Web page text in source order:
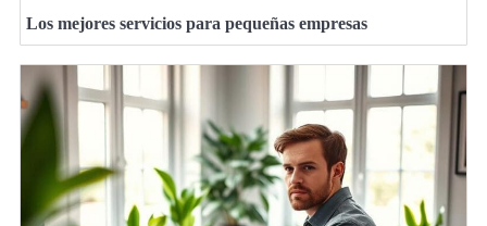
Los mejores servicios para pequeñas empresas